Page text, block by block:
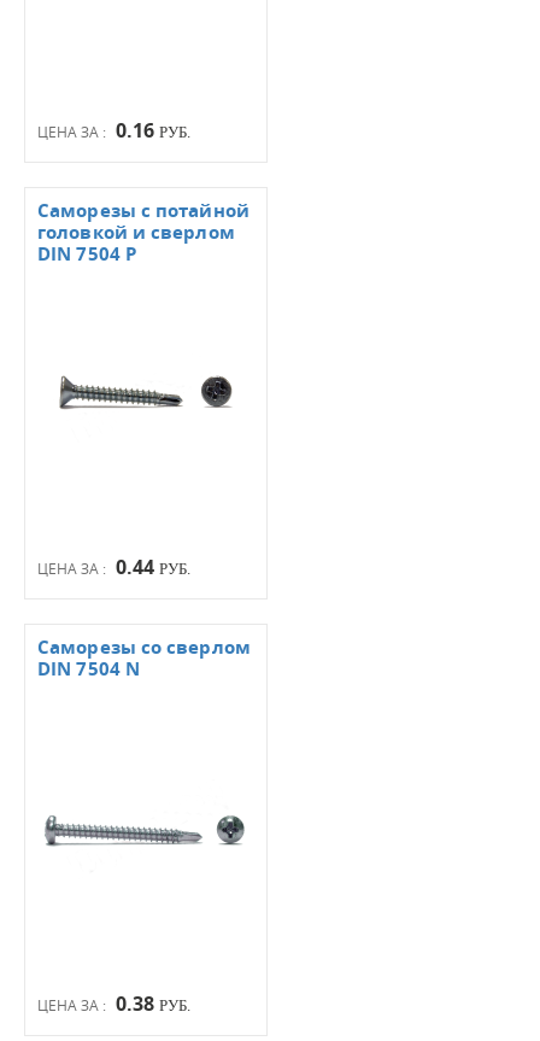
ЦЕНА ЗА : 0.16 РУБ.
ЦЕНА ЗА : 0.44 РУБ.
Саморезы с потайной
головкой и сверлом
DIN 7504 Р
ЦЕНА ЗА : 0.38 РУБ.
Саморезы со сверлом
DIN 7504 N